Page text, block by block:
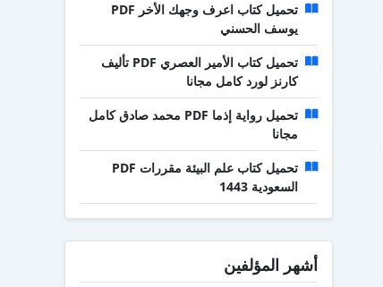
تحميل كتاب اعرف وجهك الأخر PDF
يوسف الحسني
تحميل كتاب الأمير العصري PDF تأليف
كارنز لورد كامل مجانا
تحميل رواية إذما PDF محمد صادق كامل
مجانا
تحميل كتاب علم البيئة مقررات PDF
السعودية 1443
أشهر المؤلفين